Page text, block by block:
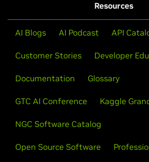
Resources
AI Blogs AI Podcast API
Customer Stories Developer
Documentation Glossary
GTC AI Conference Kaggle
NGC Software Catalog
Open Source Software